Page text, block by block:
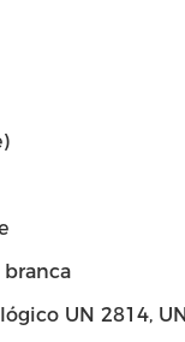
branca
UN 2814,